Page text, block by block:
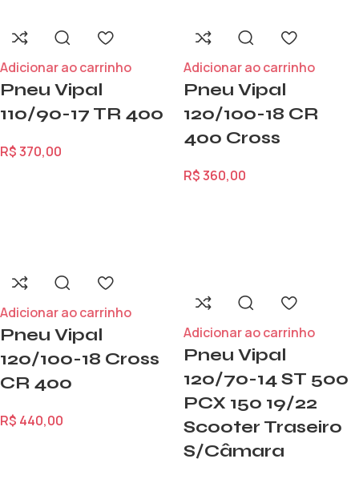
Adicionar ao carrinho
Pneu Vipal
110/90-17 TR 400
R$370,00
Adicionar ao carrinho
Pneu Vipal
120/100-18 CR
400 Cross
R$360,00
Adicionar ao carrinho
Pneu Vipal
120/100-18 Cross
CR 400
R$ 440,00
Adicionar ao carrinho
Pneu Vipal
120/70-14 ST 500
PCX 150 19/22
Scooter Traseiro
S/Câmara